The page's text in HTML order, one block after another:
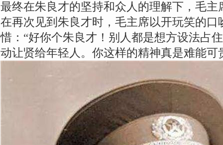
最终在朱良才的坚持和众人的理解下，毛
在再次见到朱良才时，毛主席以开玩笑的
惜：“好你个朱良才！别人都是想方设法占
动让贤给年轻人。你这样的精神真是难能可